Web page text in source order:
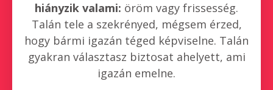
hiányzik valami: öröm vagy frissesség.
Talán tele a szekrényed, mégsem érzed,
hogy bármi igazán téged képviselne. Talán
gyakran választasz biztosat ahelyett, ami
igazán emelne.